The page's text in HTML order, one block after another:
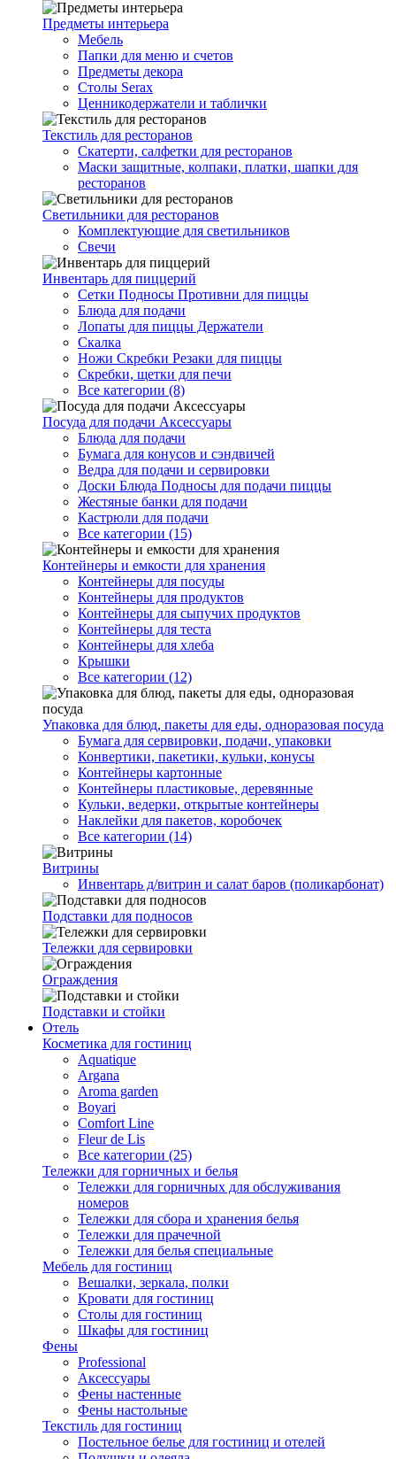
Предметы интерьера
Мебель
Папки для меню и счетов
Предметы декора
Столы Serax
Ценникодержатели и таблички
Текстиль для ресторанов
Скатерти, салфетки для ресторанов
Маски защитные, колпаки, платки, шапки для
ресторанов
Светильники для ресторанов
Комплектующие для светильников
Свечи
Инвентарь для пиццерий
Сетки Подносы Противни для пиццы
Блюда для подачи
Лопаты для пиццы Держатели
Скалка
Ножи Скребки Резаки для пиццы
Скребки, щетки для печи
Все категории (8)
Посуда для подачи Аксессуары
Блюда для подачи
Бумага для конусов и сэндвичей
Ведра для подачи и сервировки
Доски Блюда Подносы для подачи пиццы
Жестяные банки для подачи
Кастрюли для подачи
Все категории (15)
Контейнеры и емкости для хранения
Контейнеры для посуды
Контейнеры для продуктов
Контейнеры для сыпучих продуктов
Контейнеры для теста
Контейнеры для хлеба
Крышки
Все категории (12)
Упаковка для блюд, пакеты для еды, одноразовая посуда
Бумага для сервировки, подачи, упаковки
Конвертики, пакетики, кульки, конусы
Контейнеры картонные
Контейнеры пластиковые, деревянные
Кульки, ведерки, открытые контейнеры
Наклейки для пакетов, коробочек
Все категории (14)
Витрины
Инвентарь д/витрин и салат баров (поликарбонат)
Подставки для подносов
Тележки для сервировки
Ограждения
Подставки и стойки
Отель
Косметика для гостиниц
Aquatique
Argana
Aroma garden
Boyari
Comfort Line
Fleur de Lis
Все категории (25)
Тележки для горничных и белья
Тележки для горничных для обслуживания
номеров
Тележки для сбора и хранения белья
Тележки для прачечной
Тележки для белья специальные
Мебель для гостиниц
Вешалки, зеркала, полки
Кровати для гостиниц
Столы для гостиниц
Шкафы для гостиниц
Фены
Professional
Аксессуары
Фены настенные
Фены настольные
Текстиль для гостиниц
Постельное белье для гостиниц и отелей